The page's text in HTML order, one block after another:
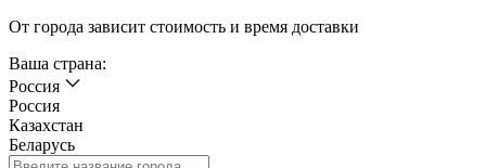
От города зависит стоимость и время доставки
Ваша страна:
Россия
Россия
Казахстан
Беларусь